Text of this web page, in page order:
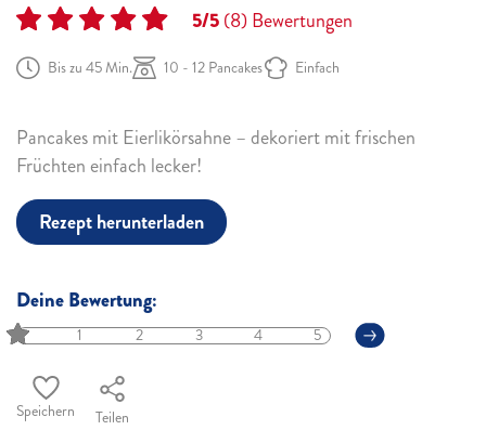
5/5(8)Bewertungen
Bis zu 45 Min. 10 - 12 Pancakes Einfach
Pancakes mit Eierlikörsahne – dekoriert mit frischen
Früchten einfach lecker!
Rezept herunterladen
Deine Bewertung:
1 2 3 4 5
Speichern Teilen